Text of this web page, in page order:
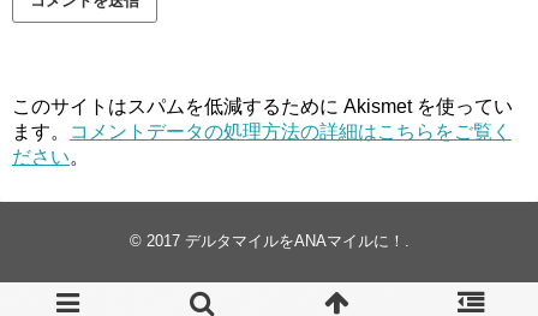
このサイトはスパムを低減するために Akismet を使ってい
ます。
コメントデータの処理方法の詳細はこちらをご覧く
ださい。
© 2017 デルタマイルをANAマイルに！